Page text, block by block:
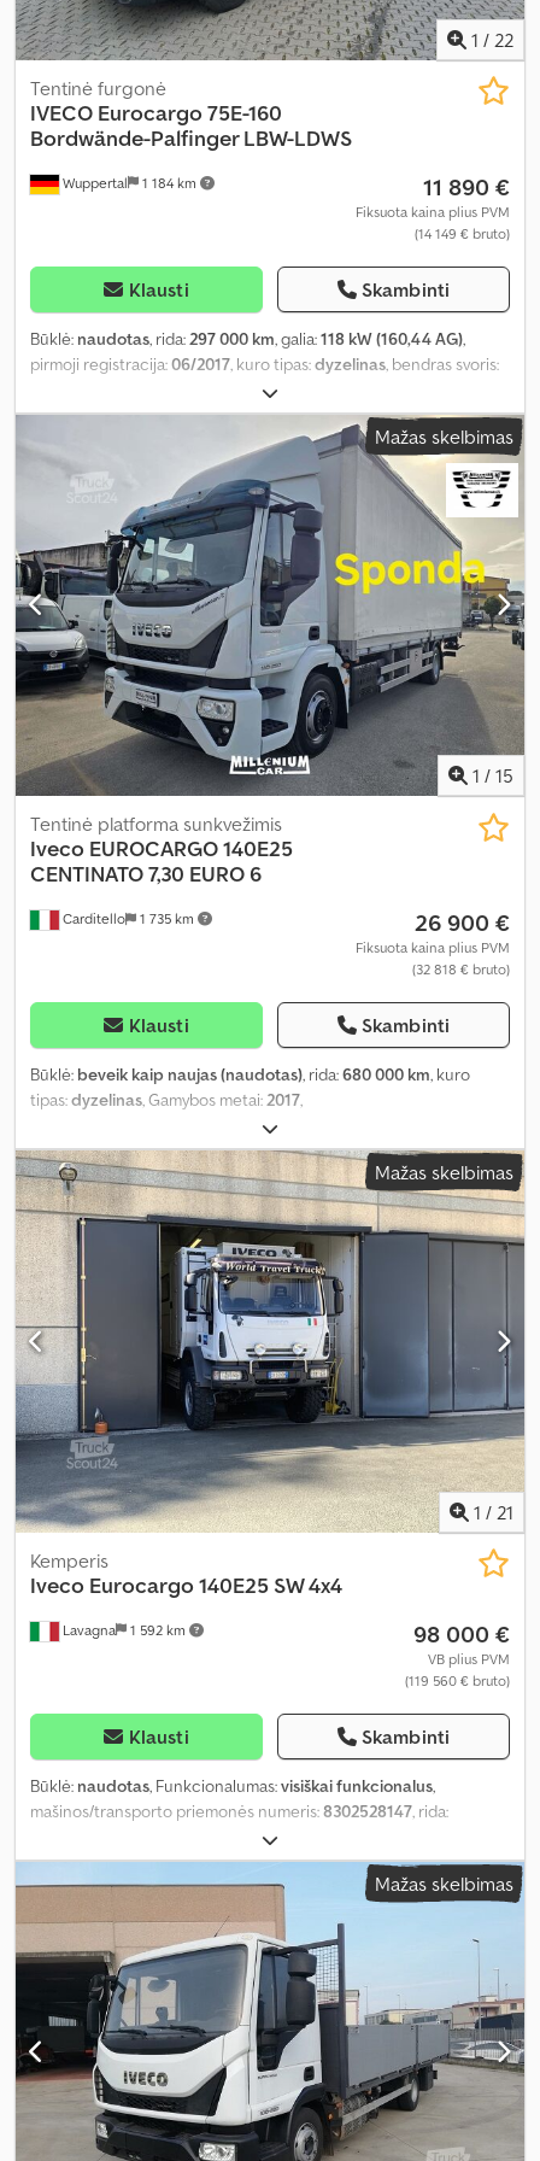
galinis keltuvas, kruizo kontrolė, oro kondicionavimas, pilna
techninės priežiūros istorija, retarderis, spoileris, sėdynės
šildytuvas, trauki kontrolė, vairo stiprintuvas,
1 / 22
Wuppertal 1 184 km
Tentinė furgonė
IVECO Eurocargo 75E-160
Bordwände-Palfinger LBW-LDWS
11 890 €
Fiksuota kaina plius PVM
(14 149 € bruto)
Klausti Skambinti
Būklė: naudotas, rida:297 000 km, galia:118 kW (160,44 AG),
pirmoji registracija:06/2017, kuro tipas:dyzelinas, bendras svoris:
, pavaros tipas:
Euro 6, sėdimų vietų skaičius:3, krovimo vietos ilgis:6 075 mm,
2 480 mm, krovos erdvės aukštis:2 420
, Įranga:
ABS, centrinis užraktas, galinis keltuvas, suodžių
filtras,
Mažas skelbimas
1 / 15
Carditello 1 735 km
Tentinė platforma sunkvežimis
Iveco EUROCARGO 140E25
CENTINATO 7,30 EURO 6
26 900 €
Fiksuota kaina plius PVM
(32 818 € bruto)
Klausti Skambinti
Būklė: beveik kaip naujas (naudotas), rida:680 000 km, kuro
tipas:dyzelinas, Gamybos metai:2017,
Mažas skelbimas
1 / 21
Lavagna 1 592 km
Kemperis
Iveco Eurocargo 140E25 SW 4x4
98 000 €
VB plius PVM
(119 560 € bruto)
Klausti Skambinti
Būklė: naudotas, Funkcionalumas:visiškai funkcionalus,
mašinos/transporto priemonės numeris:8302528147, rida:
09/2009
tuščias svoris:10 000 kg, didžiausias leistinas svoris:14 000 kg,
bendras svoris:10 000 kg, padangos dydis: 395/80R20, padang
, ašių konfigūracija:
3 650 mm, kita apžiūra (TÜV):
, kuras:
dyzelinas, kuro bako talpa: 200 l, kuro sąnaudos (mieste):
25 l/100
, kuro sąnaudos (užmiestyje): 20 l/100 km, kombinuota degalų
sąnauda: 20 l/100 km , stabdžiai: variklio stabdymas, spalva:balta,
vairuotojo kabina:dieninė kabina, pavaros tipas: mechaninis,
pavarų skaičius:
, emisijos klasė:Euro 4, pakaba:
parabolinė lingė
(spyruoklė), sėdimų vietų skaičius: 4, bendras ilgis:7 000 mm
bendras plotis:2 480 mm, bendras aukštis:3 700 mm, krovimo
vietos ilgis:4 700 mm, krovinių skyriaus plotis:2 480 mm
Mažas skelbimas